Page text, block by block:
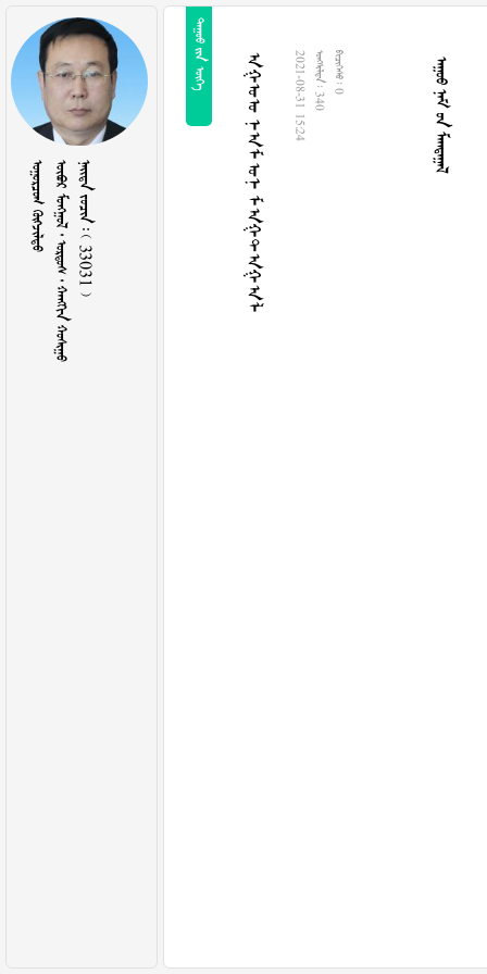
           33031 
   ᠠᠭᠤᠤ ᠨᠠᠮ ᠤᠨ ᠮᠠᠭᠲᠠᠭᠠᠯ 2021-08-31 15:24  340  0   